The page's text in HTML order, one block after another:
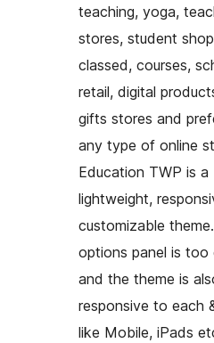
teaching, yoga,
stores, student
classed, courses,
retail, digital
gifts stores and
any type of online
Education TWP is
lightweight,
customizable
options panel is too
and the theme is
responsive to each
like Mobile, iPads